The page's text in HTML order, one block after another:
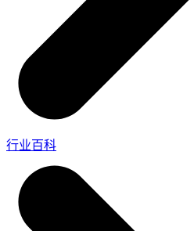
资质审核 | 合同审核 | 一项一卷 | 智
制造业
订单生成 | 库存管控 | 物流监控 | 风
司法
行业百科